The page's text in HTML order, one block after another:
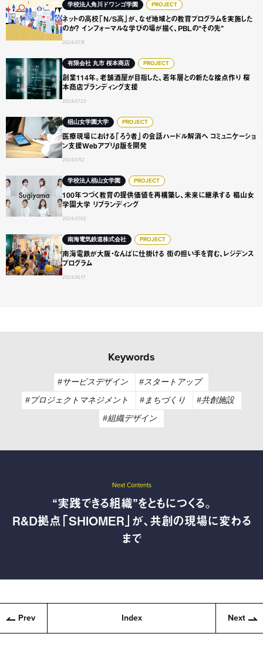
学校法人角川ドワンゴ学園 PROJECT
ネットの高校「N/S高」が、なぜ地域との教育プログラムを実施した
のか？ インフォーマルな学びの場が描く、PBLの“その先”
2024.07.31
ネットの高校「N/S高」が、なぜ地域との教育プログラム
有限会社 丸市 桜本商店 PROJECT
創業114年。老舗酒屋が目指した、若年層との新たな接点作り 桜
本商店ブランディング支援
2024.07.23
創業114年。老舗酒屋が目指した、若年層との新たな接点作
椙山女学園大学 PROJECT
医療現場における「ろう者」の会話ハードル解消へ コミュニケーショ
ン支援Webアプリβ版を開発
2024.07.12
医療現場における「ろう者」の会話ハードル解消へ コミュ
学校法人椙山女学園 PROJECT
100年つづく教育の提供価値を再構築し、未来に継承する 椙山女
学園大学 リブランディング
2024.07.02
100年つづく教育の提供価値を再構築し、未来に継承する
南海電気鉄道株式会社 PROJECT
南海電鉄が大阪・なんばに仕掛ける 街の担い手を育む、レジデンス
プログラム
2024.06.17
南海電鉄が大阪・なんばに仕掛ける 街の担い手を育む、レ
Keywords
#サービスデザイン
#スタートアップ
#プロジェクトマネジメント
#まちづくり
#共創施設
#組織デザイン
Next Contents
“実践できる組織”をともにつくる。
R&D拠点「SHIOMER」が、共創の現場に変わる
まで
Prev Index Next